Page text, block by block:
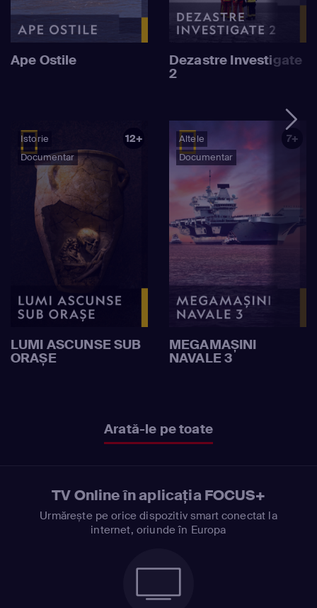
Ape Ostile Dezastre Investigate
2
Istorie
Documentar
12+
LUMI ASCUNSE SUB
ORAȘE
Altele
Documentar
7+
MEGAMAȘINI
NAVALE 3
Arată-le pe toate
TV Online în aplicația FOCUS+
Urmărește pe orice dispozitiv smart conectat la
internet, oriunde în Europa